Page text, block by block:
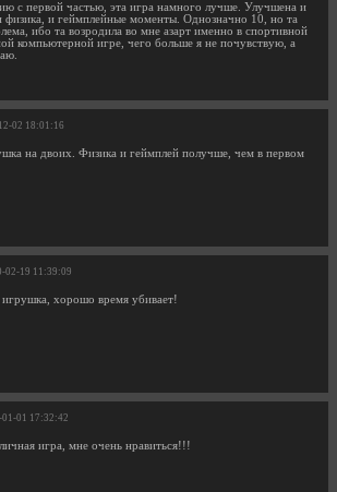
с первой частью, эта игра намного лучше. Улучшена и
физика, и геймплейные моменты. Однозначно 10, но та
ибо та возродила во мне азарт именно в спортивной
компьютерной игре, чего больше я не почувствую, а
02 18:01:16
на двоих. Физика и геймплей получше, чем в первом
02-19 11:39:09
игрушка, хорошо время убивает!
01-01 17:32:42
игра, мне очень нравиться!!!